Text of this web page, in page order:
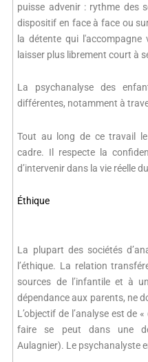
puisse advenir : rythme des
dispositif en face à face ou
la détente qui
laisser plus librement court à
La psychanalyse des
différentes, notamment à
Tout au long de ce travail
cadre. Il respecte la
d’intervenir dans la vie réelle
Éthique
La plupart des sociétés
l’éthique. La relation
sources de l’infantile et à
dépendance aux parents, ne
L’objectif de l’analyse est de
faire se peut dans une
Aulagnier). Le psychanalyste